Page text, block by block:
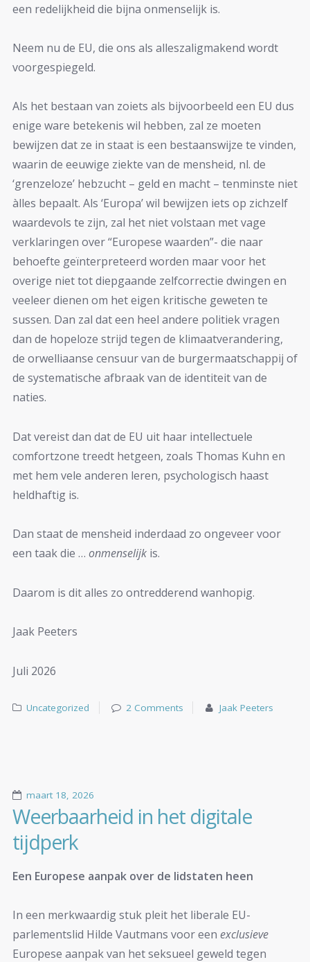
een redelijkheid die bijna onmenselijk is.
Neem nu de EU, die ons als alleszaligmakend wordt
voorgespiegeld.
Als het bestaan van zoiets als bijvoorbeeld een EU dus
enige ware betekenis wil hebben, zal ze moeten
bewijzen dat ze in staat is een bestaanswijze te vinden,
waarin de eeuwige ziekte van de mensheid, nl. de
‘grenzeloze’ hebzucht – geld en macht – tenminste niet
àlles bepaalt. Als ‘Europa’ wil bewijzen iets op zichzelf
waardevols te zijn, zal het niet volstaan met vage
verklaringen over “Europese waarden”- die naar
behoefte geïnterpreteerd worden maar voor het
overige niet tot diepgaande zelfcorrectie dwingen en
veeleer dienen om het eigen kritische geweten te
sussen. Dan zal dat een heel andere politiek vragen
dan de hopeloze strijd tegen de klimaatverandering,
de orwelliaanse censuur van de burgermaatschappij of
de systematische afbraak van de identiteit van de
naties.
Dat vereist dan dat de EU uit haar intellectuele
comfortzone treedt hetgeen, zoals Thomas Kuhn en
met hem vele anderen leren, psychologisch haast
heldhaftig is.
Dan staat de mensheid inderdaad zo ongeveer voor
een taak die … onmenselijk is.
Daarom is dit alles zo ontredderend wanhopig.
Jaak Peeters
Juli 2026
Uncategorized 2 Comments Jaak Peeters
maart 18, 2026
Weerbaarheid in het digitale
tijdperk
Een Europese aanpak over de lidstaten heen
In een merkwaardig stuk pleit het liberale EU-
parlementslid Hilde Vautmans voor een exclusieve
Europese aanpak van het seksueel geweld tegen